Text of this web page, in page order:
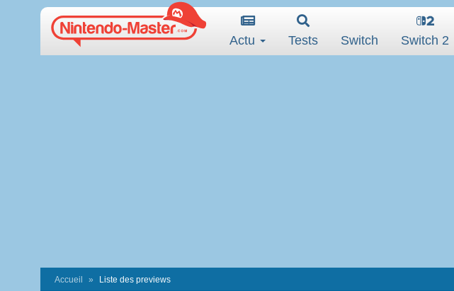
Actu Tests Switch Switch 2
Accueil Liste des previews